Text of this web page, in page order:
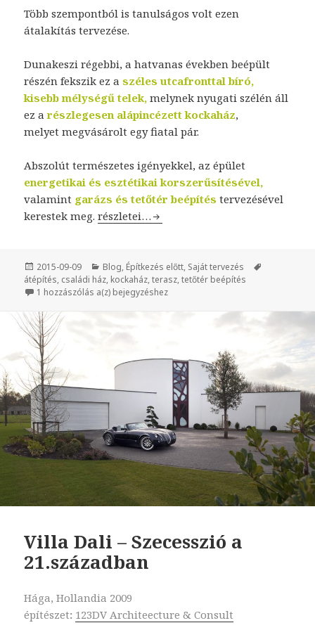
Több szempontból is tanulságos volt ezen
átalakítás tervezése.
Dunakeszi régebbi, a hatvanas években beépült
részén fekszik ez aszéles utcafronttal bíró,
kisebb mélységű telek, melynek nyugati szélén áll
ez arészlegesen alápincézett kockaház,
melyet megvásárolt egy fiatal pár.
Abszolút természetes igényekkel, az épület
energetikai és esztétikai korszerűsítésével,
valamint garázs és tetőtér beépítéstervezésével
kerestek meg.Kockaház felújítás és bővítés Dunakeszin
részletei…
Közzétéve
2015-09-09 Kategória
Blog, Építkezés előtt, Saját tervezés
átépítés, családi ház, kockaház,terasz,tetőtér beépítés
1 hozzászólás a(z) Kockaház felújítás és bővítés Dunakeszin
bejegyzéshez
Villa Dali – Szecesszió a
21.században
Hága, Hollandia 2009
építészet: 123DV Architeecture & Consult